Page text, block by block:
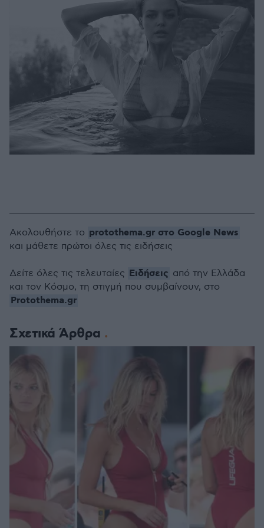
Σχετικά Άρθρα
Ακολουθήστε το protothema.gr στο Google News
και μάθετε πρώτοι όλες τις ειδήσεις
Δείτε όλες τις τελευταίες Ειδήσεις από την Ελλάδα
και τον Κόσμο, τη στιγμή που συμβαίνουν, στο
Protothema.gr